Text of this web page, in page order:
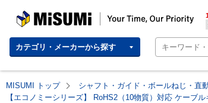
MISUMI | Your Time, Our Priority
カテゴリ・メーカーから探す
MISUMI トップ シャフト・ガイド・ボールねじ・直
【エコノミーシリーズ】 RoHS2（10物質）対応 ケーブ